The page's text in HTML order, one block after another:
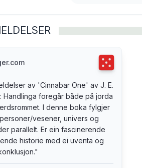
disse hendelsene flettes sammen,
renne ut for Aldanrey.
Terningkast
av 'Cinnabar One' av J. E.
Handlinga foregår både på jorda
I denne boka fylgjer
vesener, univers og
parallelt. Er ein fascinerende
historie med ei uventa og
"